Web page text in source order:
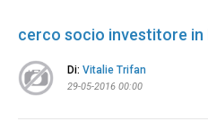
cerco socio investitore in
Di: Vitalie Trifan
29-05-2016 00:00